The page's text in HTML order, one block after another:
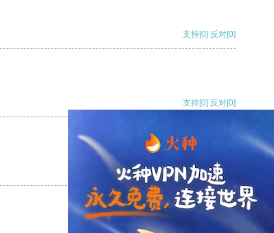
支持[0] 反对[0]
支持[0] 反对[0]
支持[0] 反对